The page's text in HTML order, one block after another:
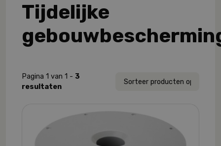
Tijdelijke
Pagina 1 van 1 - 3
resultaten